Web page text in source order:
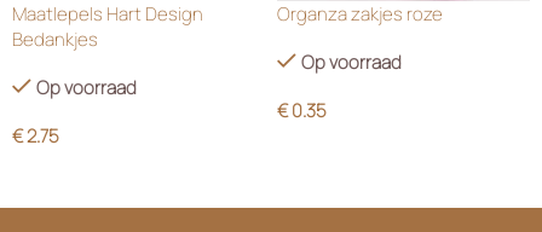
Maatlepels Hart Design
Bedankjes
Op voorraad
€2.75
Organza zakjes roze
Op voorraad
€0.35